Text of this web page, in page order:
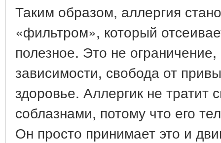
Таким образом, аллергия
«фильтром», который
полезное. Это не
зависимости, свобода от
здоровье. Аллергик не тратит
соблазнами, потому что его
Он просто принимает это и